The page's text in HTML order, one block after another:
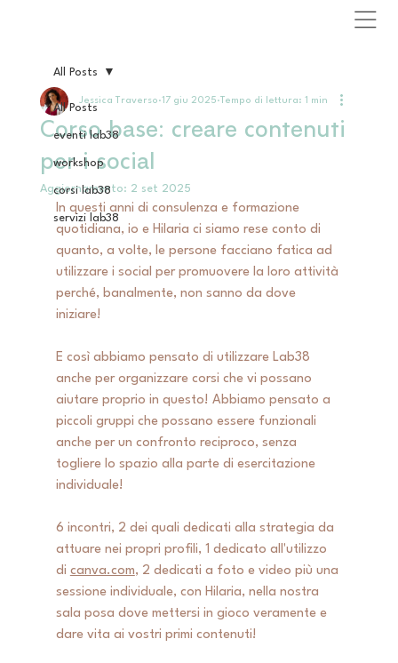
All Posts
eventi lab38
workshop
corsi lab38
servizi lab38
All Posts
Corso base: creare contenuti
per i social
Jessica Traverso 17 giu 2025 Tempo di lettura: 1 min
Aggiornamento: 2 set 2025
In questi anni di consulenza e formazione
quotidiana, io e Hilaria ci siamo rese conto di
quanto, a volte, le persone facciano fatica ad
utilizzare i social per promuovere la loro attività
perché, banalmente, non sanno da dove
iniziare!
E così abbiamo pensato di utilizzare Lab38
anche per organizzare corsi che vi possano
aiutare proprio in questo! Abbiamo pensato a
piccoli gruppi che possano essere funzionali
anche per un confronto reciproco, senza
togliere lo spazio alla parte di esercitazione
individuale!
6 incontri, 2 dei quali dedicati alla strategia da
attuare nei propri profili, 1 dedicato all'utilizzo
di canva.com, 2 dedicati a foto e video più una
sessione individuale, con Hilaria, nella nostra
sala posa dove mettersi in gioco veramente e
dare vita ai vostri primi contenuti!